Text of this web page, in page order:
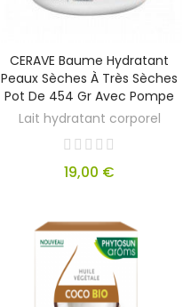
CERAVE Baume Hydratant
Peaux Sèches À Très Sèches
Pot De 454 Gr Avec Pompe
Lait hydratant corporel
19,00 €